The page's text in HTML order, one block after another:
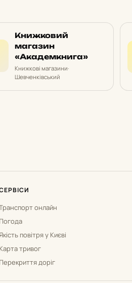
Книжковий
магазин
«Академкнига»
Книжкові магазини·
Шевченківський
онлайн
Погода
повітря у Києві
Карта тривог
Перекриття доріг